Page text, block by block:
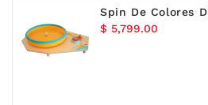
Spin De Colores
Precio
$ 5,799.00